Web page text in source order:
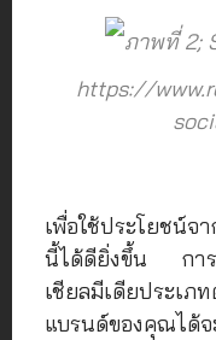
ภาพที่ 2;
https://
เพื่อใช้ประโยชน์จ
นี้ได้ดียิ่งขึ้น การ
เชียลมีเดียประเ
แบรนด์ของคุณได้